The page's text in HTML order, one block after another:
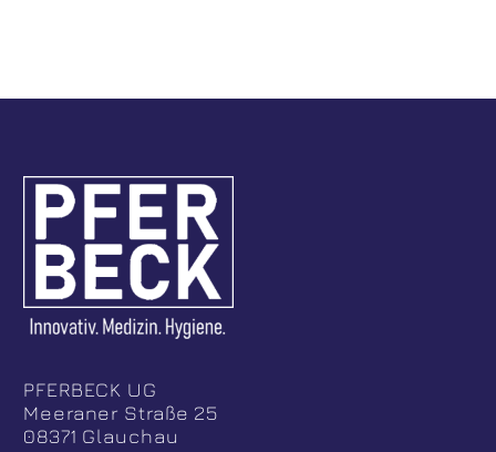
PFERBECK UG
Meeraner Straße 25
08371 Glauchau